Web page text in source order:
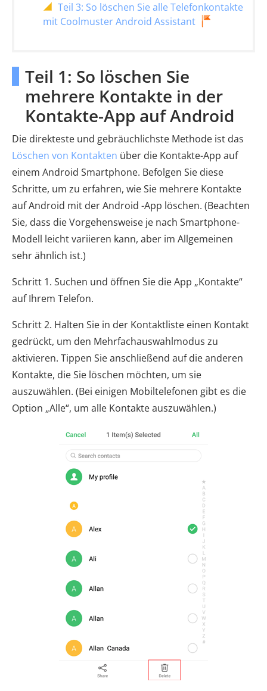
Teil 3: So löschen Sie alle Telefonkontakte
mit Coolmuster Android Assistant
Teil 1: So löschen Sie
mehrere Kontakte in der
Kontakte-App auf Android
Die direkteste und gebräuchlichste Methode ist das
Löschen von Kontakten über die Kontakte-App auf
einem Android Smartphone. Befolgen Sie diese
Schritte, um zu erfahren, wie Sie mehrere Kontakte
auf Android mit der Android -App löschen. (Beachten
Sie, dass die Vorgehensweise je nach Smartphone-
Modell leicht variieren kann, aber im Allgemeinen
sehr ähnlich ist.)
Schritt 1. Suchen und öffnen Sie die App „Kontakte“
auf Ihrem Telefon.
Schritt 2. Halten Sie in der Kontaktliste einen Kontakt
gedrückt, um den Mehrfachauswahlmodus zu
aktivieren. Tippen Sie anschließend auf die anderen
Kontakte, die Sie löschen möchten, um sie
auszuwählen. (Bei einigen Mobiltelefonen gibt es die
Option „Alle“, um alle Kontakte auszuwählen.)